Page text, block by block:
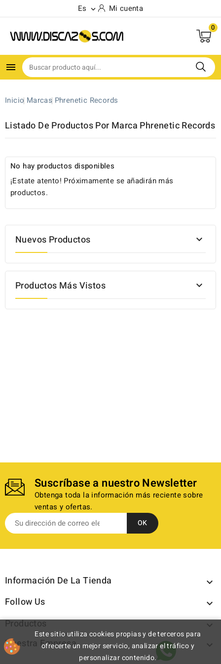
Es  Mi cuenta
0

Inicio Marcas Phrenetic Records
Listado De Productos Por Marca Phrenetic Records
No hay productos disponibles
¡Estate atento! Próximamente se añadirán más
productos.
Nuevos Productos 
Productos Más Vistos 
Suscríbase a nuestro Newsletter
Obtenga toda la información más reciente sobre
ventas y ofertas.
Información De La Tienda 
Follow Us 
Productos 
Nuestra Empresa 
Este sitio utiliza cookies propias y de terceros para
ofrecerte un mejor servicio, analizar el tráfico y
personalizar contenido.